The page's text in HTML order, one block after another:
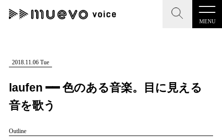
MENU
CLOSE
記事を検索する
人気ワード
CLOSE
"読者の声を形にする”音楽特化メディア
MENU
2018.11.06 Tue
laufen ━━ 色のある音楽。目に見える
音を歌う
Outline